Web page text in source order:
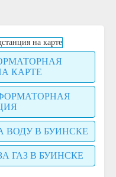
КАРТЕ
ВОДУ В БУИНСКЕ
ГАЗ В БУИНСКЕ